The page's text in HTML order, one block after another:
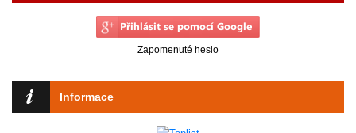
Zapomenuté heslo
Informace